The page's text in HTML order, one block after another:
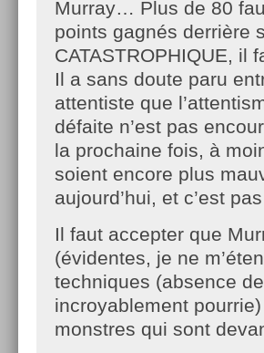
Murray… Plus de 80
points gagnés derrière
CATASTROPHIQUE, il
Il a sans doute paru
attentiste que
défaite n’est pas
la prochaine fois, à
soient encore plus
aujourd’hui, et c’est
Il faut accepter que
(évidentes, je ne
techniques (absence
incroyablement
monstres qui sont